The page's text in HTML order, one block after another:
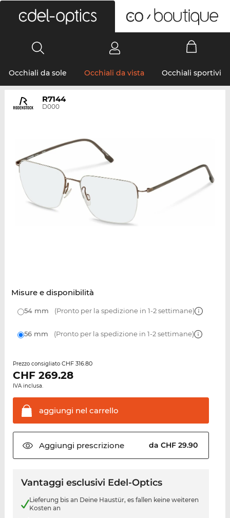
Occhiali da sole Occhiali da vista Occhiali sportivi
R7144
D000
Misure e disponibilità
54 mm (Pronto per la spedizione in 1-2 settimane)
56 mm (Pronto per la spedizione in 1-2 settimane)
Prezzo consigliato CHF 316.80
CHF 269.28
IVA inclusa.
aggiungi nel carrello
Aggiungi prescrizione da CHF 29.90
Vantaggi esclusivi Edel-Optics
Lieferung bis an Deine Haustür, es fallen keine weiteren
Kosten an